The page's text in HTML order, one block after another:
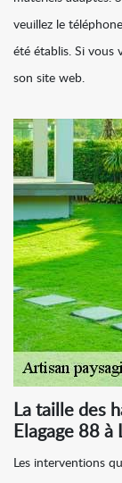
veuillez le
été établis. Si vous
son site web.
La taille des
Elagage 88
Les interventions